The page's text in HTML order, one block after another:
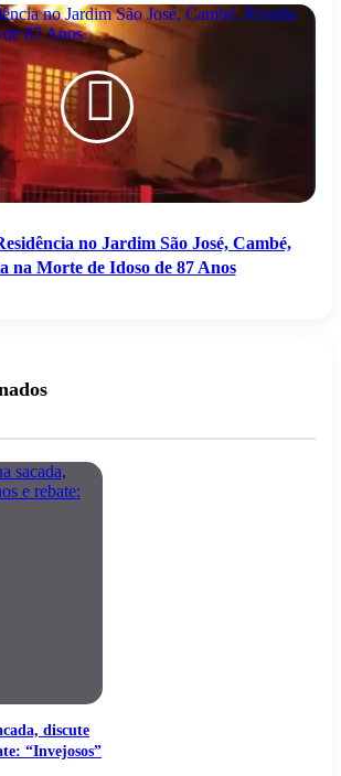
no Jardim São José, Cambé, Resulta
87 Anos
no Jardim São José, Cambé,
na Morte de Idoso de 87 Anos
discute
“Invejosos”